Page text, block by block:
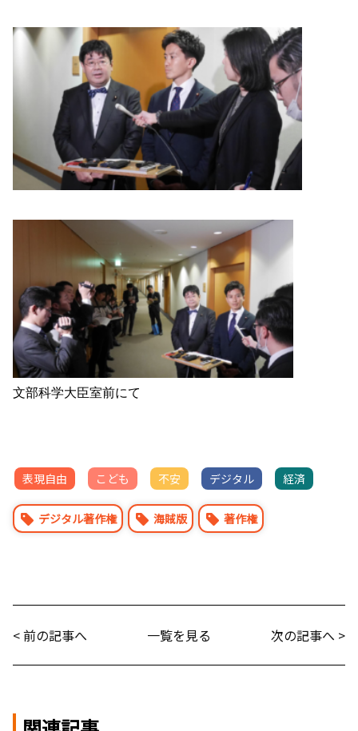
文部科学大臣室前にて
表現自由 こども 不安 デジタル 経済
デジタル著作権 海賊版 著作権
< 前の記事へ 一覧を見る 次の記事へ >